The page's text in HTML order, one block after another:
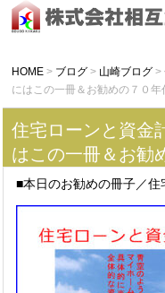
HOME > ブログ > 山崎ブログ >
にはこの一冊＆お勧めの７０年
住宅ローンと資金
はこの一冊＆お勧
■本日のお勧めの冊子／住